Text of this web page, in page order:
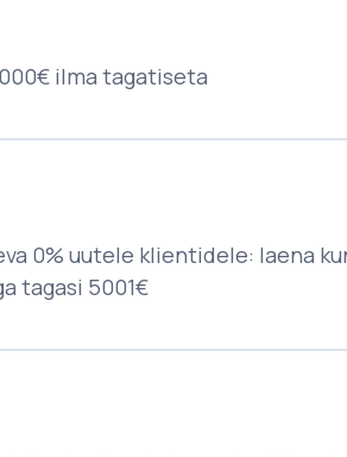
ilma tagatiseta
0% uutele klientidele: laena
tagasi 5001€